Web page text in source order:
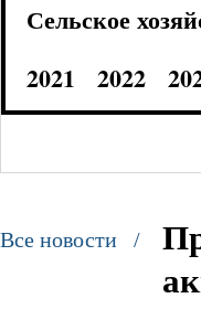
Сельское
2021
2022
Все новости /